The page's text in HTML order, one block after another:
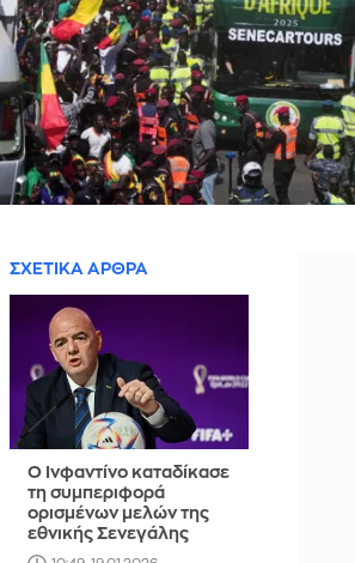
ΣΧΕΤΙΚΑ ΑΡΘΡΑ
Ο Ινφαντίνο καταδίκασε
τη συμπεριφορά
ορισμένων μελών της
εθνικής Σενεγάλης